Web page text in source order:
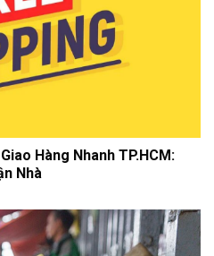
Hàng Nhanh TP.HCM:
Nhà